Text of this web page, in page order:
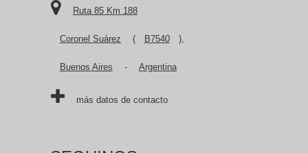
Ruta 85 Km 188
Coronel Suárez ( B7540 ),
Buenos Aires - Argentina
más datos de contacto